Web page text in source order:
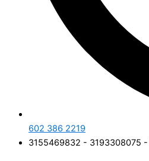
602 386 2219
3155469832 - 3193308075 -